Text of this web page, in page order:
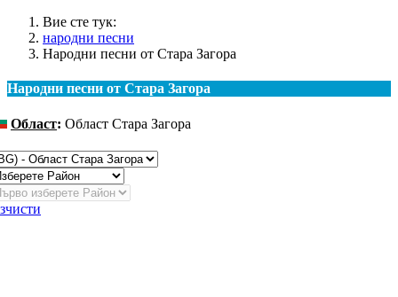
Вие сте тук:
народни песни
Народни песни от Стара Загора
Народни песни от Стара Загора
Област: Област Стара Загора